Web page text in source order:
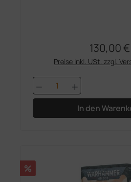
Regulärer
130,00 €
Preise inkl. USt. zzgl.
Produkt Anzahl:
In den
Rabatt
%